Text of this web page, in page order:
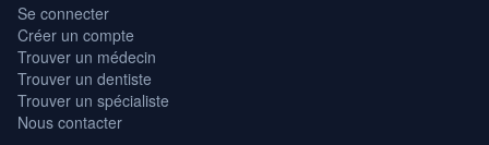
Se connecter
Créer un compte
Trouver un médecin
Trouver un dentiste
Trouver un spécialiste
Nous contacter